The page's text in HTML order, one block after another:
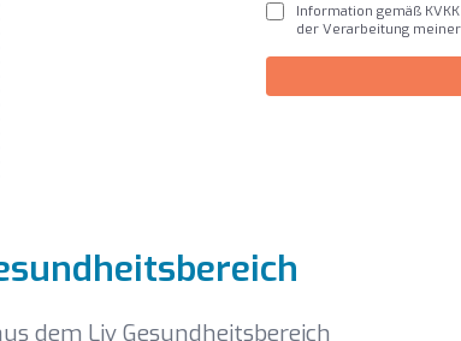
Information gemäß KVKK
der Verarbeitung
dem Liv Gesundheitsbereich